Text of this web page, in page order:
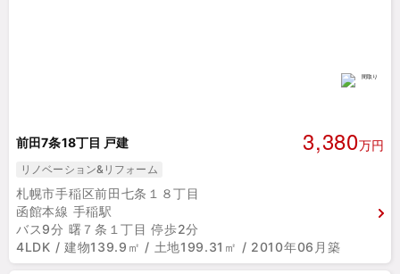
前田7条18丁目 戸建 3,380万円
リノベーション&リフォーム
札幌市手稲区前田七条１８丁目
函館本線 手稲駅
バス9分 曙７条１丁目 停歩2分
4LDK / 建物139.9㎡ / 土地199.31㎡ / 2010年06月築